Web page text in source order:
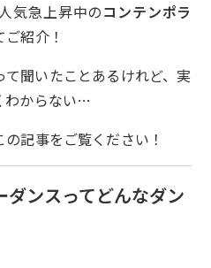
気急上昇中のコンテンポラ
紹介！
聞いたことあるけれど、実
わからない…
記事をご覧ください！
ダンスってどんなダン